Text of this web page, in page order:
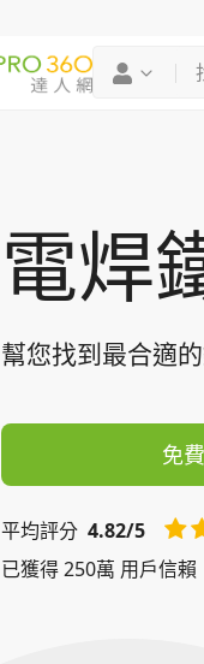
電焊
幫您找到最合適
免
平均評分 4.82/5
已獲得 250萬 用戶信賴